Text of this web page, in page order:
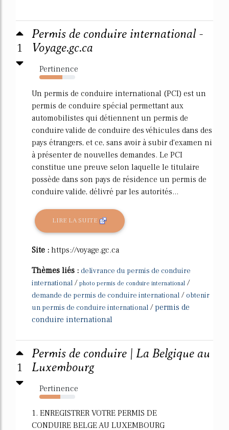
1
Permis de conduire international -
Voyage.gc.ca
Pertinence
64%
Un permis de conduire international (PCI) est un
permis de conduire spécial permettant aux
automobilistes qui détiennent un permis de
conduire valide de conduire des véhicules dans des
pays étrangers, et ce, sans avoir à subir d'examen ni
à présenter de nouvelles demandes. Le PCI
constitue une preuve selon laquelle le titulaire
possède dans son pays de résidence un permis de
conduire valide, délivré par les autorités...
LIRE LA SUITE
Site : https://voyage.gc.ca
Thèmes liés : delivrance du permis de conduire
international / photo permis de conduire international /
demande de permis de conduire international / obtenir
un permis de conduire international /permis de
conduire international
1
Permis de conduire | La Belgique au
Luxembourg
Pertinence
59%
1. ENREGISTRER VOTRE PERMIS DE
CONDUIRE BELGE AU LUXEMBOURG